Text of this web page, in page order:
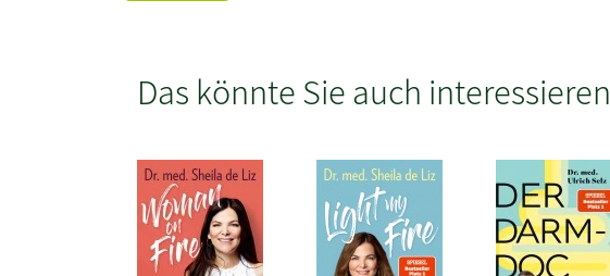
Das könnte Sie auch interessieren